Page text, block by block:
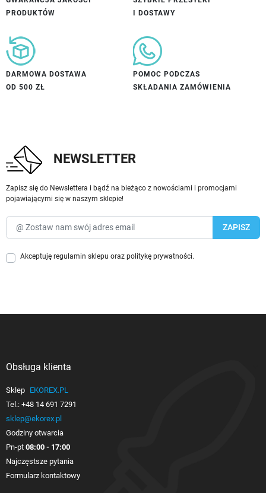
PRODUKTÓW
I DOSTAWY
DARMOWA DOSTAWA
OD 500 ZŁ
POMOC PODCZAS
SKŁADANIA ZAMÓWIENIA
NEWSLETTER
Zapisz się do Newslettera i bądź na bieżąco z nowościami i promocjami
pojawiającymi się w naszym sklepie!
Akceptuję regulamin sklepu oraz politykę prywatności.
Obsługa klienta
Sklep EKOREX.PL
Tel.: +48 14 691 7291
sklep@ekorex.pl
Godziny otwarcia
Pn-pt 08:00 - 17:00
Najczęstsze pytania
Formularz kontaktowy